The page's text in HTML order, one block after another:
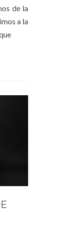
de la
a la